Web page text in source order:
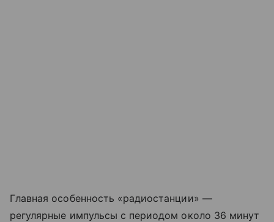
Главная особенность «радиостанции» —
регулярные импульсы с периодом около 36 минут